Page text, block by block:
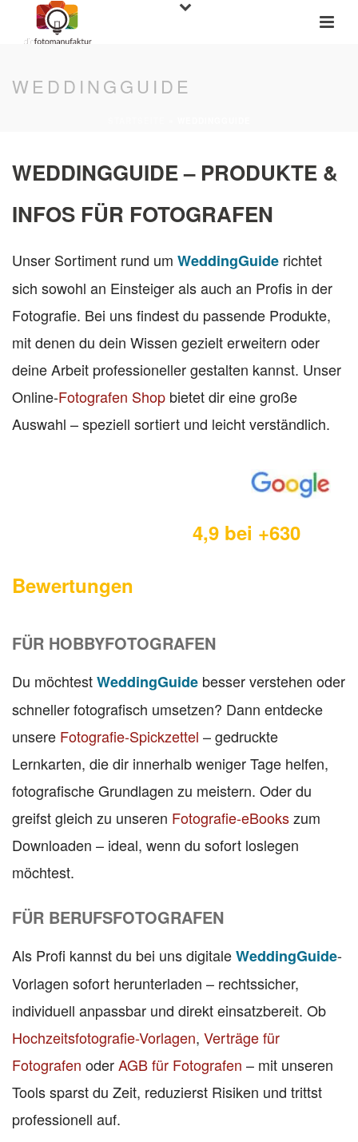
WEDDINGGUIDE
WEDDINGGUIDE – PRODUKTE &
INFOS FÜR FOTOGRAFEN
Unser Sortiment rund um WeddingGuide richtet
sich sowohl an Einsteiger als auch an Profis in der
Fotografie. Bei uns findest du passende Produkte,
mit denen du dein Wissen gezielt erweitern oder
deine Arbeit professioneller gestalten kannst. Unser
Online-Fotografen Shop bietet dir eine große
Auswahl – speziell sortiert und leicht verständlich.
4,9 bei +630
Bewertungen
FÜR HOBBYFOTOGRAFEN
Du möchtestWeddingGuide besser verstehen oder
schneller fotografisch umsetzen? Dann entdecke
unsere Fotografie-Spickzettel – gedruckte
Lernkarten, die dir innerhalb weniger Tage helfen,
fotografische Grundlagen zu meistern. Oder du
greifst gleich zu unseren Fotografie-eBookszum
Downloaden – ideal, wenn du sofort loslegen
möchtest.
FÜR BERUFSFOTOGRAFEN
Als Profi kannst du bei uns digitaleWeddingGuide-
Vorlagen sofort herunterladen – rechtssicher,
individuell anpassbar und direkt einsatzbereit. Ob
Hochzeitsfotografie-Vorlagen, Verträge für
Fotografen oderAGB für Fotografen – mit unseren
Tools sparst du Zeit, reduzierst Risiken und trittst
professionell auf.